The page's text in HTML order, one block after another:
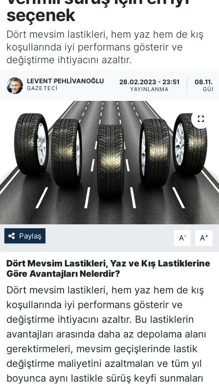
seçenek
Dört mevsim lastikleri, hem yaz hem de kış
koşullarında iyi performans gösterir ve
değiştirme ihtiyacını azaltır.
LEVENT PEHLIVANOĞLU
GAZETECI
28.02.2023 - 23:51
YAYINLANMA
Paylaş A- A+
Dört Mevsim Lastikleri, Yaz ve Kış Lastiklerine
Göre Avantajları Nelerdir?
Dört mevsim lastikleri, hem yaz hem de kış
koşullarında iyi performans gösterir ve
değiştirme ihtiyacını azaltır. Bu lastiklerin
avantajları arasında daha az depolama alanı
gerektirmeleri, mevsim geçişlerinde lastik
değiştirme maliyetini azaltmaları ve tüm yıl
boyunca aynı lastikle sürüş keyfi sunmaları
KÖŞE YAZILARI
KÖŞE YAZILARI (Arşiv)
KÜLTÜR SANAT
MAGAZİN
RÖPORTAJ
SAĞLIK
SARIYER HABERLERİ
SARIYER İMAR BARIŞI
SEKTÖR
SİYASET
SON DAKİKA HABERİ
SPOR
TEKNOLOJİ
TÜRKİYE VE DÜNYA GÜNDEMİ
VİDEO GALERİ